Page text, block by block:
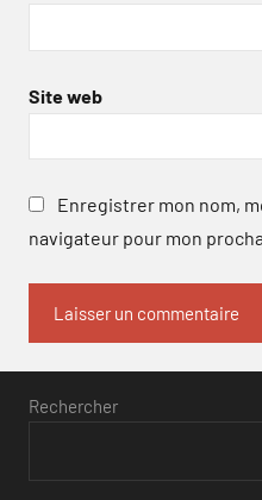
Site web
Enregistrer mon nom,
navigateur pour mon
Rechercher